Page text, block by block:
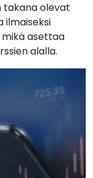
takana olevat
ilmaiseksi
asettaa
alalla.